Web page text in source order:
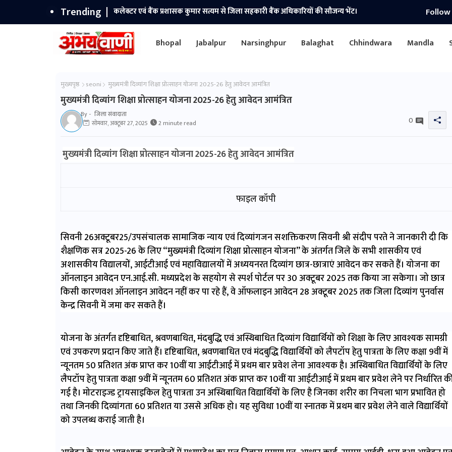
Trending कलेक्टर एवं बैंक प्रशासक कुमार सत्यम से जिला सहकारी बैंक अधिकारियों की सौजन्य भेंट।
Bhopal Jabalpur Narsinghpur Balaghat Chhindwara Mandla
मुख्यपृष्ठ seoni मुख्यमंत्री दिव्यांग शिक्षा प्रोत्साहन योजना 2025-26 हेतु आवेदन आमंत्रित
मुख्यमंत्री दिव्यांग शिक्षा प्रोत्साहन योजना 2025-26 हेतु आवेदन आमंत्रित
By - जिला संवादाता
सोमवार, अक्टूबर 27, 2025
2 minute read 0
मुख्यमंत्री दिव्यांग शिक्षा प्रोत्साहन योजना 2025-26 हेतु आवेदन आमंत्रित
फाइल कॉपी
सिवनी 26अक्टूबर25/उपसंचालक सामाजिक न्याय एवं दिव्यांगजन सशक्तिकरण सिवनी श्री संदीप परते ने जानकारी दी कि
शैक्षणिक सत्र 2025-26 के लिए “मुख्यमंत्री दिव्यांग शिक्षा प्रोत्साहन योजना” के अंतर्गत जिले के सभी शासकीय एवं
अशासकीय विद्यालयों, आईटीआई एवं महाविद्यालयों में अध्ययनरत दिव्यांग छात्र-छात्राएं आवेदन कर सकते हैं। योजना का
ऑनलाइन आवेदन एन.आई.सी. मध्यप्रदेश के सहयोग से स्पर्श पोर्टल पर 30 अक्टूबर 2025 तक किया जा सकेगा। जो छात्र
किसी कारणवश ऑनलाइन आवेदन नहीं कर पा रहे हैं, वे ऑफलाइन आवेदन 28 अक्टूबर 2025 तक जिला दिव्यांग पुनर्वास
केन्द्र सिवनी में जमा कर सकते हैं।
योजना के अंतर्गत दृष्टिबाधित, श्रवणबाधित, मंदबुद्धि एवं अस्थिबाधित दिव्यांग विद्यार्थियों को शिक्षा के लिए आवश्यक सामग्री
एवं उपकरण प्रदान किए जाते हैं। दृष्टिबाधित, श्रवणबाधित एवं मंदबुद्धि विद्यार्थियों को लैपटॉप हेतु पात्रता के लिए कक्षा 9वीं में
न्यूनतम 50 प्रतिशत अंक प्राप्त कर 10वीं या आईटीआई में प्रथम बार प्रवेश लेना आवश्यक है। अस्थिबाधित विद्यार्थियों के लिए
लैपटॉप हेतु पात्रता कक्षा 9वीं में न्यूनतम 60 प्रतिशत अंक प्राप्त कर 10वीं या आईटीआई में प्रथम बार प्रवेश लेने पर निर्धारित
गई है। मोटराइज्ड ट्रायसाइकिल हेतु पात्रता उन अस्थिबाधित विद्यार्थियों के लिए है जिनका शरीर का निचला भाग प्रभावित हो
तथा जिनकी दिव्यांगता 60 प्रतिशत या उससे अधिक हो। यह सुविधा 10वीं या स्नातक में प्रथम बार प्रवेश लेने वाले विद्यार्थियों
को उपलब्ध कराई जाती है।